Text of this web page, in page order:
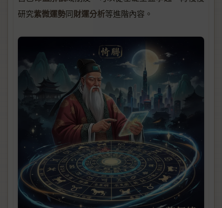
研究紫微運勢同財運分析等進階內容。